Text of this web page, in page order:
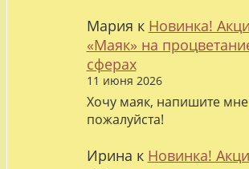
Мария к Новинка!
«Маяк» на
сферах
11 июня 2026
Хочу маяк, напишите мне
пожалуйста!
Ирина к Новинка!